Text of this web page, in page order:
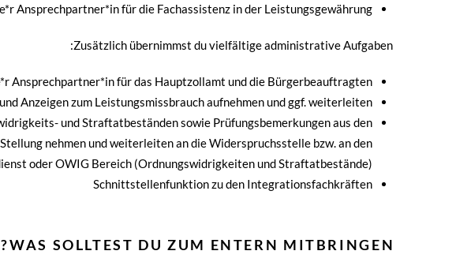
Ansprechpartner*in für die Fachassistenz in der Leistungsgewährung
Zusätzlich übernimmst du vielfältige administrative Aufgaben:
Ansprechpartner*in für das Hauptzollamt und die Bürgerbeauftragten
Anzeigen zum Leistungsmissbrauch aufnehmen und ggf. weiterleiten
und Straftatbeständen sowie Prüfungsbemerkungen aus den
nehmen und weiterleiten an die Widerspruchsstelle bzw. an den
oder OWIG Bereich (Ordnungswidrigkeiten und Straftatbestände)
Schnittstellenfunktion zu den Integrationsfachkräften
WAS SOLLTEST DU ZUM ENTERN MITBRINGEN?